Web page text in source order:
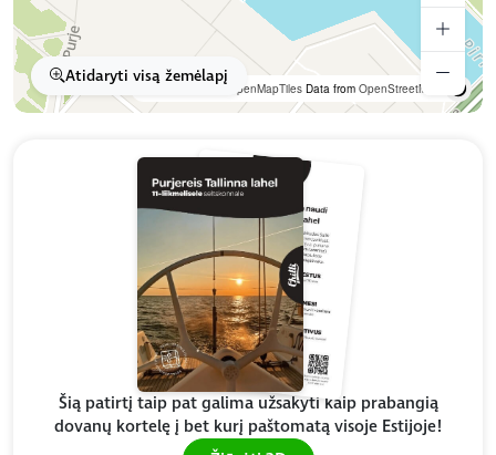
OpenFreeMap © OpenMapTiles Data from OpenStreetMap
Atidaryti visą žemėlapį
Šią patirtį taip pat galima užsakyti kaip prabangią
dovanų kortelę į bet kurį paštomatą visoje Estijoje!